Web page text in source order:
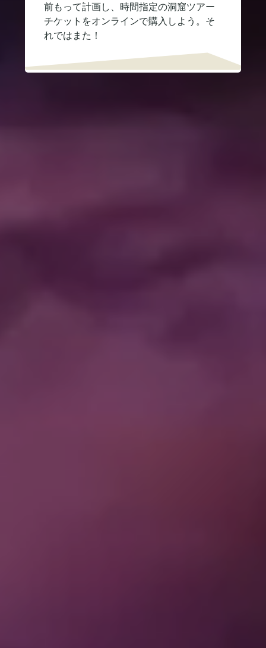
前もって計画し、時間指定の洞窟ツアー
チケットをオンラインで購入しよう。そ
れではまた！